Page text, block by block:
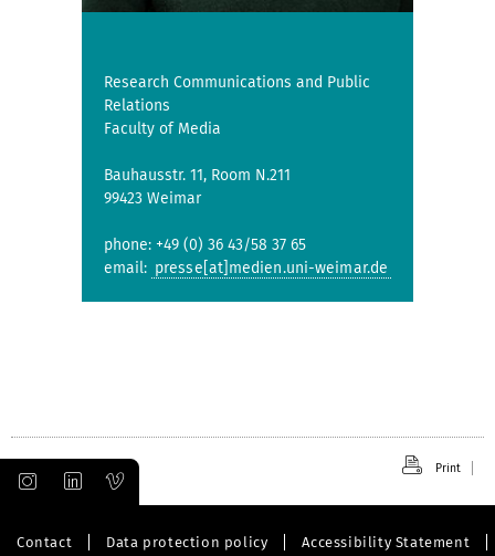
Research Communications and Public
Relations
Faculty of Media
Bauhausstr. 11, Room N.211
99423 Weimar
phone: +49 (0) 36 43/58 37 65
email: presse[at]medien.uni-weimar.de
Print
Contact Data protection policy Accessibility Statement